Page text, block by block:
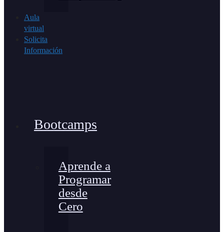
Aula
virtual
Solicita
Información
Bootcamps
Aprende a
Programar
desde
Cero